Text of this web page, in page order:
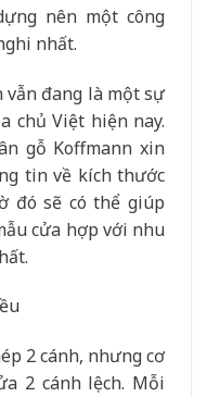
nên một công
nhất.
vẫn đang là một sự
chủ Việt hiện nay.
gỗ Koffmann xin
tin về kích thước
đó sẽ có thể giúp
cửa hợp với nhu
2 cánh, nhưng cơ
2 cánh lệch. Mỗi